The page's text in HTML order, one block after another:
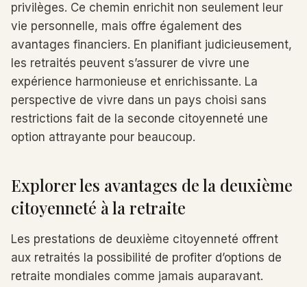
privilèges. Ce chemin enrichit non seulement leur
vie personnelle, mais offre également des
avantages financiers. En planifiant judicieusement,
les retraités peuvent s’assurer de vivre une
expérience harmonieuse et enrichissante. La
perspective de vivre dans un pays choisi sans
restrictions fait de la seconde citoyenneté une
option attrayante pour beaucoup.
Explorer les avantages de la deuxième
citoyenneté à la retraite
Les prestations de deuxième citoyenneté offrent
aux retraités la possibilité de profiter d’options de
retraite mondiales comme jamais auparavant.